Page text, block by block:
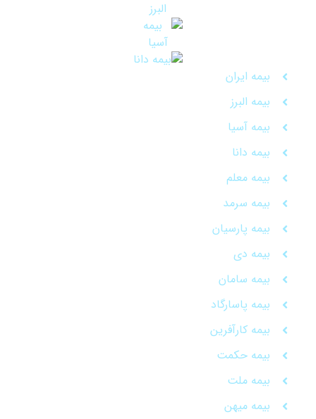
بیمه ایران
بیمه البرز
بیمه آسیا
بیمه دانا
بیمه معلم
بیمه سرمد
بیمه پارسیان
بیمه دی
بیمه سامان
بیمه پاسارگاد
بیمه کارآفرین
بیمه حکمت
بیمه ملت
بیمه میهن